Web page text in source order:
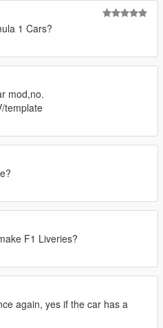
1 Cars?
mod,no.
template
F1 Liveries?
again, yes if the car has a